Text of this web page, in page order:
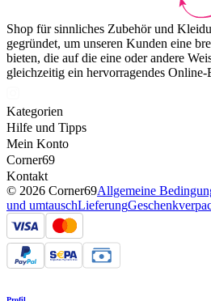
Shop für sinnliches Zubehör und
gegründet, um unseren Kunden eine
bieten, die auf die eine oder andere
gleichzeitig ein hervorragendes
Kategorien
Hilfe und Tipps
Mein Konto
Corner69
Kontakt
© 2026 Corner69Allgemeine
und umtauschLieferung